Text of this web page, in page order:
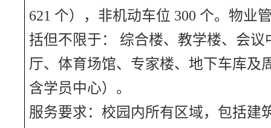
621 个），非机动车位 300 个。物业
括但不限于： 综合楼、教学楼、会议
厅、体育场馆、专家楼、地下车库及
含学员中心）。
服务要求：校园内所有区域，包括建